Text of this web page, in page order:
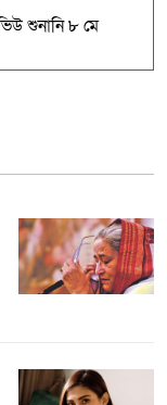
শুনানি ৮ মে
হলেন বিএনপি
মিলেছে ৩০ জনের